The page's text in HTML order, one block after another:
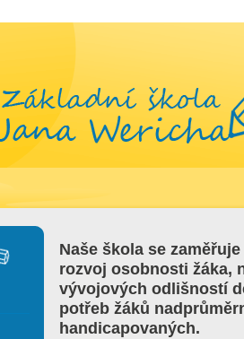
Naše škola se
rozvoj osobnosti žáka,
vývojových odlišností
potřeb žáků
handicapovaných.